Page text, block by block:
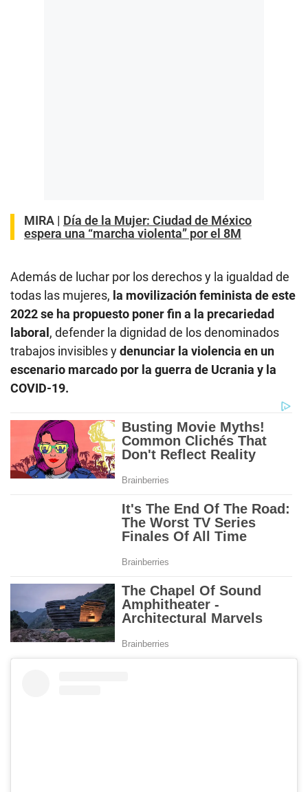
MIRA | Día de la Mujer: Ciudad de México
espera una “marcha violenta” por el 8M
Además de luchar por los derechos y la igualdad de
todas las mujeres, la movilización feminista de este
2022 se ha propuesto poner fin a la precariedad
laboral, defender la dignidad de los denominados
trabajos invisibles ydenunciar la violencia en un
escenario marcado por la guerra de Ucrania y la
COVID-19.